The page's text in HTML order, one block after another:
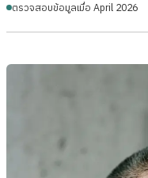
ตรวจสอบข้อมูลเมื่อ April 2026